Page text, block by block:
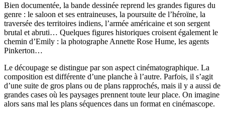
Bien documentée, la bande dessinée reprend les grandes figures du
genre : le saloon et ses entraineuses, la poursuite de l’héroïne, la
traversée des territoires indiens, l’armée américaine et son sergent
brutal et abruti… Quelques figures historiques croisent également le
chemin d’Emily : la photographe Annette Rose Hume, les agents
Pinkerton…
Le découpage se distingue par son aspect cinématographique. La
composition est différente d’une planche à l’autre. Parfois, il s’agit
d’une suite de gros plans ou de plans rapprochés, mais il y a aussi de
grandes cases où les paysages prennent toute leur place. On imagine
alors sans mal les plans séquences dans un format en cinémascope.